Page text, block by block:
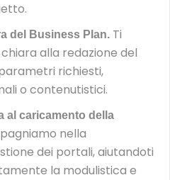
del Business Plan. Ti
alla redazione del
richiesti,
o contenutistici.
al caricamento della
nella
dei portali, aiutandoti
la modulistica e